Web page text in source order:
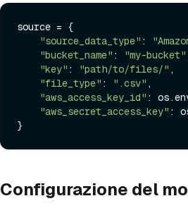
source = {
"source_data_type" :
"bucket_name" : "my-bucket"
"key" : "path/to/files/" ,
"file_type" : ".csv" ,
"aws_access_key_id" :
"aws_secret_access_key" :
Configurazione del